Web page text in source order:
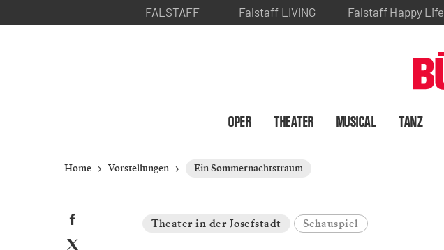
FALSTAFF Falstaff LIVING Falstaff Happy Life
OPER THEATER MUSICAL TANZ
Home Vorstellungen Ein Sommernachtstraum
Theater in der Josefstadt Schauspiel